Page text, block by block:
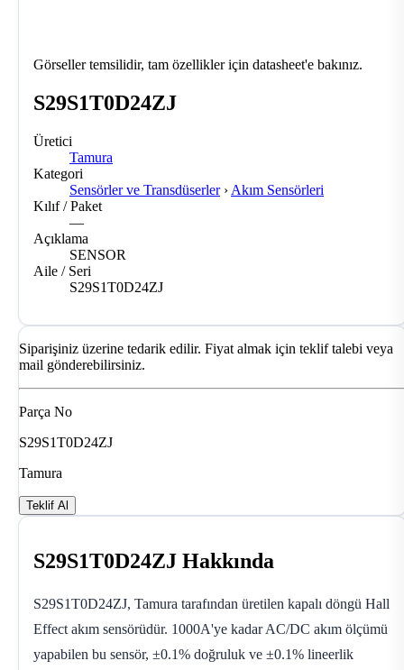
Görseller temsilidir, tam özellikler için datasheet'e bakınız.
S29S1T0D24ZJ
Üretici
Tamura
Kategori
Sensörler ve Transdüserler › Akım Sensörleri
Kılıf / Paket
—
Açıklama
SENSOR
Aile / Seri
S29S1T0D24ZJ
Siparişiniz üzerine tedarik edilir. Fiyat almak için teklif talebi veya
mail gönderebilirsiniz.
Parça No
S29S1T0D24ZJ
Tamura
Teklif Al
S29S1T0D24ZJ Hakkında
S29S1T0D24ZJ, Tamura tarafından üretilen kapalı döngü Hall
Effect akım sensörüdür. 1000A'ye kadar AC/DC akım ölçümü
yapabilen bu sensör, ±0.1% doğruluk ve ±0.1% lineerlik